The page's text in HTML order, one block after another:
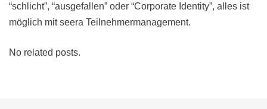
“schlicht”, “ausgefallen” oder “Corporate Identity”, alles ist
möglich mit seera Teilnehmermanagement.
No related posts.